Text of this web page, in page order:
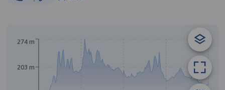
203 m
274 m